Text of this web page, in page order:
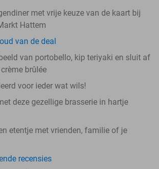
met vrije keuze van de kaart bij
Hattem
van de deal
van portobello, kip teriyaki en sluit af
brûlée
voor ieder wat wils!
deze gezellige brasserie in hartje
etentje met vrienden, familie of je
recensies